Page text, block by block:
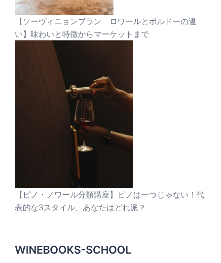
【ソーヴィニョンブラン ロワールとボルドーの違
い】味わいと特徴からマーケットまで
【ピノ・ノワール分類講座】ピノは一つじゃない！代
表的な3スタイル、あなたはどれ派？
WINEBOOKS-SCHOOL